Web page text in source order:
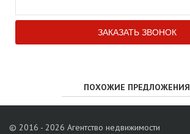
ПОХОЖИЕ ПРЕДЛОЖЕНИЯ
© 2016 - 2026 Агентство недвижимости